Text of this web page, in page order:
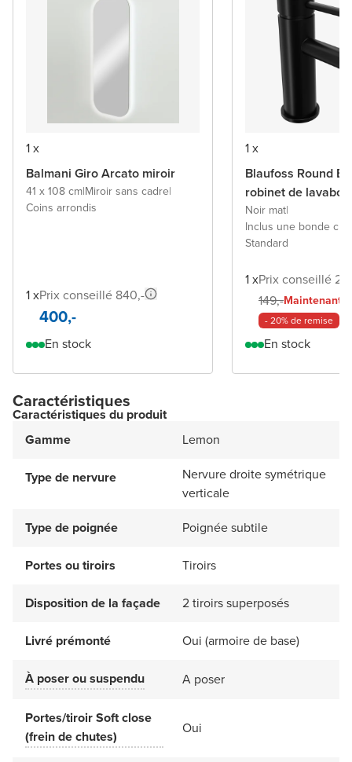
1 x
Balmani Giro Arcato miroir
41 x 108 cm|Miroir sans cadre|
Coins arrondis
1 xPrix conseillé 840,-
400,-
En stock
1 x
Blaufoss Round
robinet de lavabo
Noir mat|
Inclus une bonde
Standard
1 xPrix conseillé
149,-Maintenant
- 20% de remise
En stock
Caractéristiques
Caractéristiques du produit
Gamme
Lemon
Type de nervure
Nervure droite symétrique
verticale
Type de poignée
Poignée subtile
Portes ou tiroirs Tiroirs
Disposition de la façade 2 tiroirs superposés
Livré prémonté Oui (armoire de base)
À poser ou suspendu A poser
Portes/tiroir Soft close
(frein de chutes)
Oui